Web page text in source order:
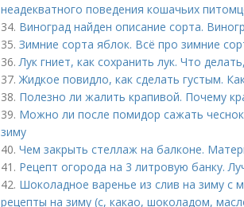
неадекватного поведения кошачьих
34. Виноград найден описание сорта.
35. Зимние сорта яблок. Всё про зимние
36.Лук гниет, как сохранить лук. Что
37.Жидкое повидло, как сделать густым.
38. Полезно ли жалить крапивой. Почему
39. Можно ли после помидор сажать
зиму
40. Чем закрыть стеллаж на балконе.
41. Рецепт огорода на 3 литровую банку.
42. Шоколадное варенье из слив на зиму
рецепты на зиму (с, какао, шоколадом,